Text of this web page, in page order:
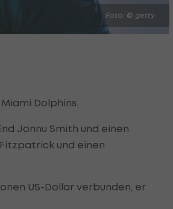
Foto: © getty
Dolphins.
Jonnu Smith und einen
und einen
US-Dollar verbunden, er